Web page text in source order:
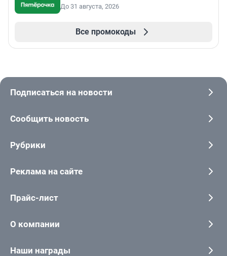
До 31 августа, 2026
Все промокоды
Подписаться на новости
Сообщить новость
Рубрики
Реклама на сайте
Прайс-лист
О компании
Наши награды